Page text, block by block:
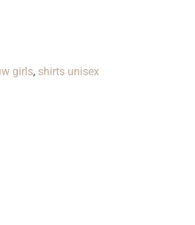
girls, shirts unisex